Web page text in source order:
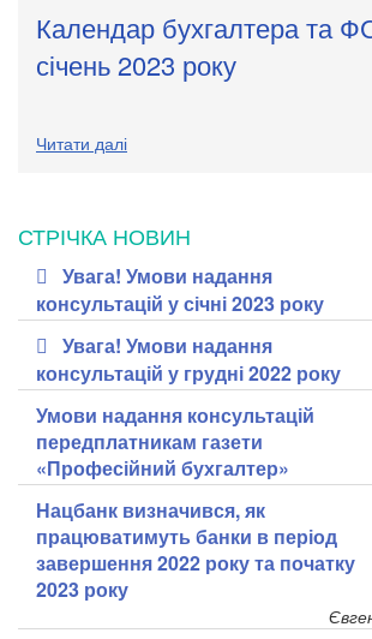
Календар бухгалтера та
січень 2023 року
Читати далі
СТРІЧКА НОВИН
Увага! Умови надання
консультацій у січні 2023 року
Увага! Умови надання
консультацій у грудні 2022 року
Умови надання консультацій
передплатникам газети
«Професійний бухгалтер»
Нацбанк визначився, як
працюватимуть банки в період
завершення 2022 року та початку
2023 року